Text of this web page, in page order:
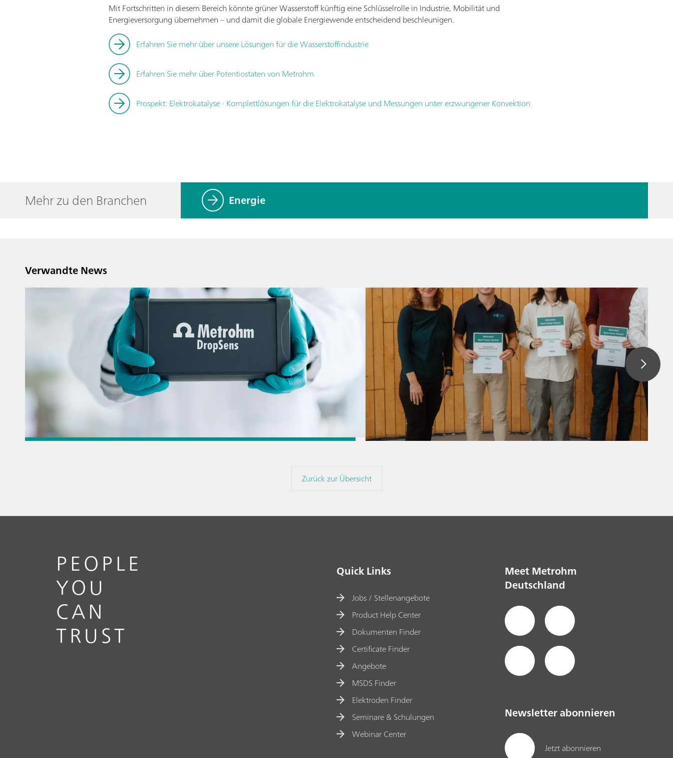
Mit Fortschritten in diesem Bereich könnte grüner Wasserstoff künftig eine Schlüsselrolle in Industrie, Mobilität und
Energieversorgung übernehmen – und damit die globale Energiewende entscheidend beschleunigen.
Erfahren Sie mehr über unsere Lösungen für die Wasserstoffindustrie
Erfahren Sie mehr über Potentiostaten von Metrohm
Prospekt: Elektrokatalyse - Komplettlösungen für die Elektrokatalyse und Messungen unter erzwungener Konvektion
Mehr zu den Branchen Energie
Verwandte News
Metrohm Best Poster Award 2024
Zurück zur Übersicht
PEOPLE
YOU
CAN
TRUST
Quick Links
Jobs / Stellenangebote
Product Help Center
Dokumenten Finder
Certificate Finder
Angebote
MSDS Finder
Elektroden Finder
Seminare & Schulungen
Webinar Center
Meet Metrohm
Deutschland
Newsletter abonnieren
Jetzt abonnieren